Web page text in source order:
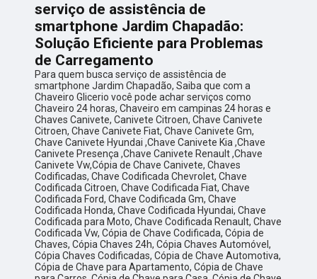
serviço de assistência de
smartphone Jardim Chapadão:
Solução Eficiente para Problemas
de Carregamento
Para quem busca serviço de assistência de
smartphone Jardim Chapadão, Saiba que com a
Chaveiro Glicerio você pode achar serviços como
Chaveiro 24 horas, Chaveiro em campinas 24 horas e
Chaves Canivete, Canivete Citroen, Chave Canivete
Citroen, Chave Canivete Fiat, Chave Canivete Gm,
Chave Canivete Hyundai ,Chave Canivete Kia ,Chave
Canivete Presença ,Chave Canivete Renault ,Chave
Canivete Vw,Cópia de Chave Canivete, Chaves
Codificadas, Chave Codificada Chevrolet, Chave
Codificada Citroen, Chave Codificada Fiat, Chave
Codificada Ford, Chave Codificada Gm, Chave
Codificada Honda, Chave Codificada Hyundai, Chave
Codificada para Moto, Chave Codificada Renault, Chave
Codificada Vw, Cópia de Chave Codificada, Cópia de
Chaves, Cópia Chaves 24h, Cópia Chaves Automóvel,
Cópia Chaves Codificadas, Cópia de Chave Automotiva,
Cópia de Chave para Apartamento, Cópia de Chave